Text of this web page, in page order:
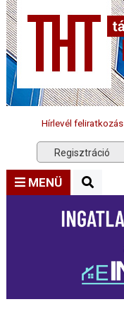
Hírlevél feliratkozás
Regisztráció
MENÜ